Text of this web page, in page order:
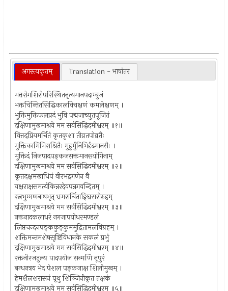
अगस्त्यकृतम् Translation - भाषांतर
मत्तरोगशिरोपरिस्थितनृत्यमानपदाम्बुजं
भक्तचिन्तितसिद्धिकालविचक्षणं कमलेक्षणम् ।
भुक्तिमुक्तिफलप्रदं भुवि पद्मजाच्युतपूजितं
दक्षिणामुखमाश्रये मम सर्वसिद्धिदमीश्वरम् ॥१॥
वित्तदप्रियमर्चितं कृतकृशा तीव्रतपोव्रतैः
मुक्तिकामिभिराश्रितैः मुहुर्मुनिभिर्दृढमानसैः ।
मुक्तिदं निजपादपङ्कजसक्तमानसयोगिनाम्
दक्षिणामुखमाश्रये मम सर्वसिद्धिदमीश्वरम् ॥२॥
कृत्तदक्षमखाधिपं वीरभद्रगणेन वै
यक्षराक्षसमर्त्यकिन्नरदेवपन्नगवन्दितम् ।
रत्नभुग्गणनाथभृत् भ्रमरार्चिताङ्घ्रिसरोरुहम्
दक्षिणामुखमाश्रये मम सर्वसिद्धिदमीश्वरम् ॥३॥
नक्तनादकलाधरं नगजापयोधरमण्डलं
लिप्तचन्दनपङ्ककुङ्कुममुद्रितामलविग्रहम् ।
शक्तिमन्तमशेषसृष्टिविधानके सकलं प्रभुं
दक्षिणामुखमाश्रये मम सर्वसिद्धिदमीश्वरम् ॥४॥
रक्तनीरजतुल्य पादपयोज सन्मणि नूपुरं
बन्धनत्रय भेद पेशल पङ्कजाक्ष शिलीमुखम् ।
हेमशैलशरासनं पृथु शिञ्जिनीकृत तक्षकं
दक्षिणामुखमाश्रये मम सर्वसिद्धिदमीश्वरम् ॥५॥